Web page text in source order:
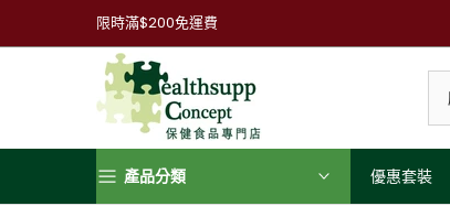
到
限時滿$200免運費
產品分類 優惠套裝